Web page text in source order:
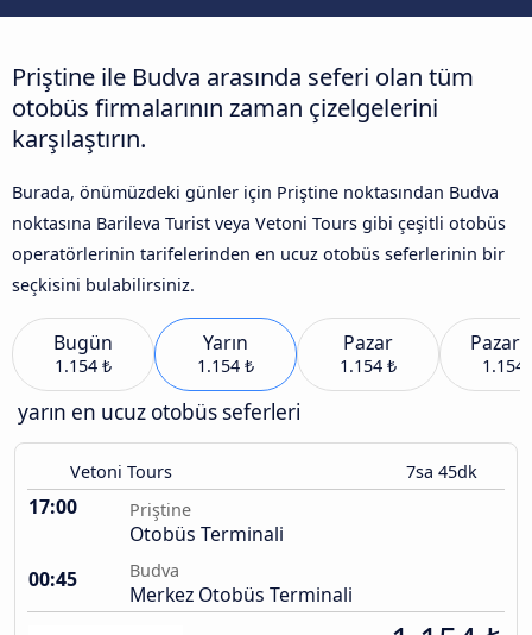
Priştine ile Budva arasında seferi olan tüm
otobüs firmalarının zaman çizelgelerini
karşılaştırın.
Burada, önümüzdeki günler için Priştine noktasından Budva
noktasına Barileva Turist veya Vetoni Tours gibi çeşitli otobüs
operatörlerinin tarifelerinden en ucuz otobüs seferlerinin bir
seçkisini bulabilirsiniz.
Bugün
1.154 ₺
Yarın
1.154 ₺
Pazar
1.154 ₺ 1.154
yarın en ucuz otobüs seferleri
Vetoni Tours 7sa 45dk
17:00 Priştine
Otobüs Terminali
00:45
Budva
Merkez Otobüs Terminali